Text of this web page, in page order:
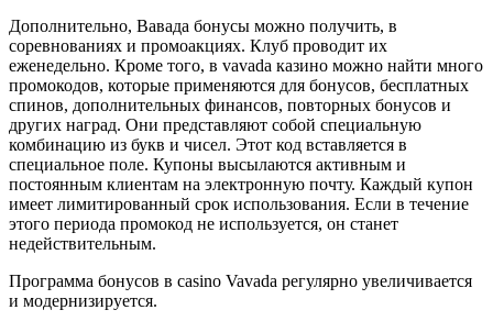
Дополнительно, Вавада бонусы можно получить, в
соревнованиях и промоакциях. Клуб проводит их
еженедельно. Кроме того, в vavada казино можно найти много
промокодов, которые применяются для бонусов, бесплатных
спинов, дополнительных финансов, повторных бонусов и
других наград. Они представляют собой специальную
комбинацию из букв и чисел. Этот код вставляется в
специальное поле. Купоны высылаются активным и
постоянным клиентам на электронную почту. Каждый купон
имеет лимитированный срок использования. Если в течение
этого периода промокод не используется, он станет
недействительным.
Программа бонусов в casino Vavada регулярно увеличивается
и модернизируется.